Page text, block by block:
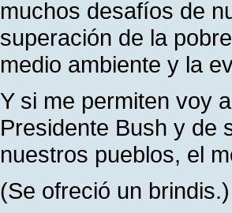
muchos desafíos de
superación de la
medio ambiente y la
Y si me permiten voy
Presidente Bush y de
nuestros pueblos, el
(Se ofreció un brindis.)